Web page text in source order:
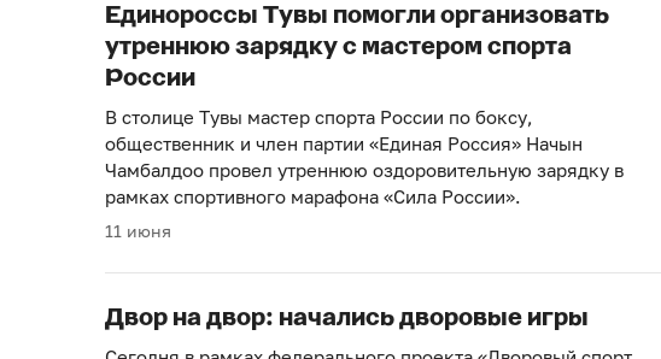
Единороссы Тувы помогли организовать
утреннюю зарядку с мастером спорта
России
В столице Тувы мастер спорта России по боксу,
общественник и член партии «Единая Россия» Начын
Чамбалдоо провел утреннюю оздоровительную зарядку в
рамках спортивного марафона «Сила России».
11 июня
Двор на двор: начались дворовые игры